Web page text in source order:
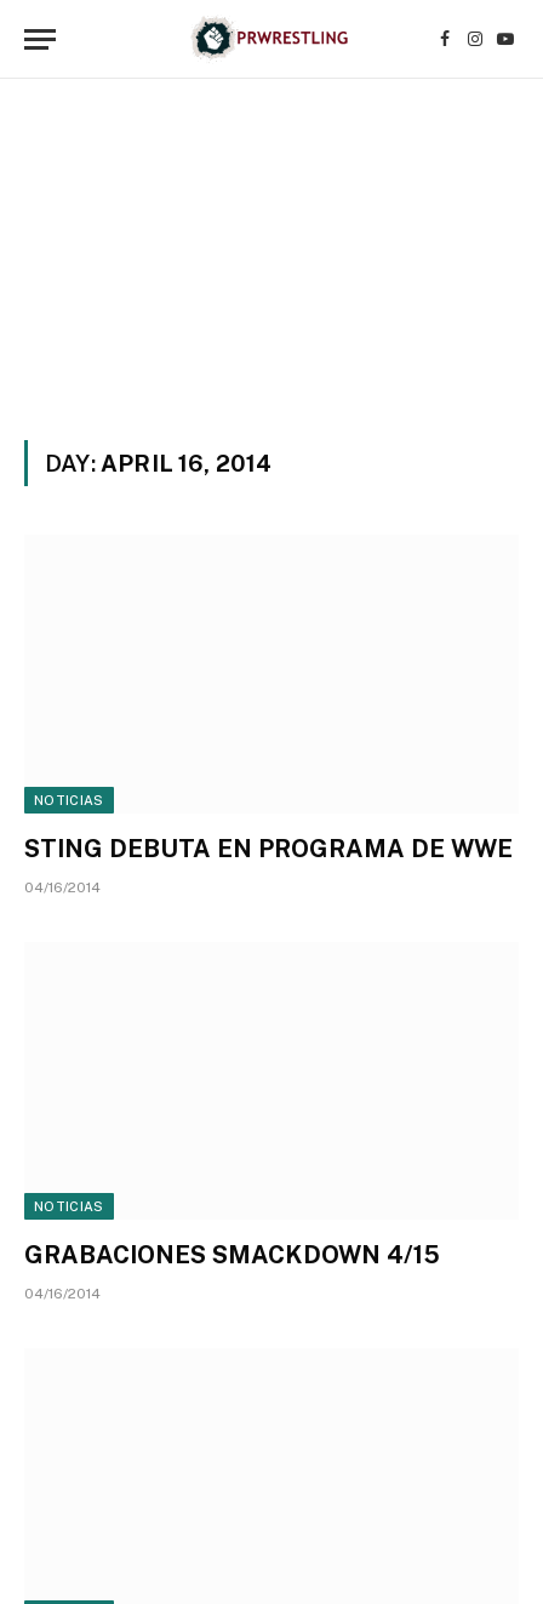
Facebook
DAY: APRIL 16, 2014
NOTICIAS
STING DEBUTA EN PROGRAMA DE WWE
04/16/2014
NOTICIAS
GRABACIONES SMACKDOWN 4/15
04/16/2014